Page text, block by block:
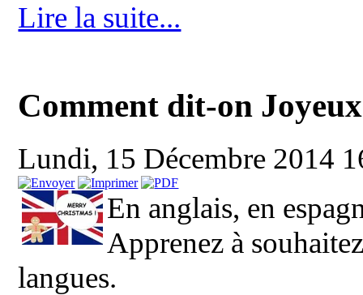
Lire la suite...
Comment dit-on
Lundi, 15 Décembre 2014
En anglais, en
Apprenez à
langues.